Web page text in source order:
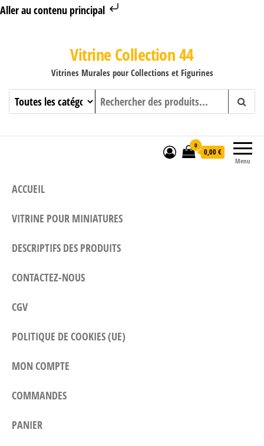
Aller au contenu principal
Vitrine Collection 44
Vitrines Murales pour Collections et Figurines
Menu
0
0,00 €
ACCUEIL
VITRINE POUR MINIATURES
DESCRIPTIFS DES PRODUITS
CONTACTEZ-NOUS
CGV
POLITIQUE DE COOKIES (UE)
MON COMPTE
COMMANDES
PANIER